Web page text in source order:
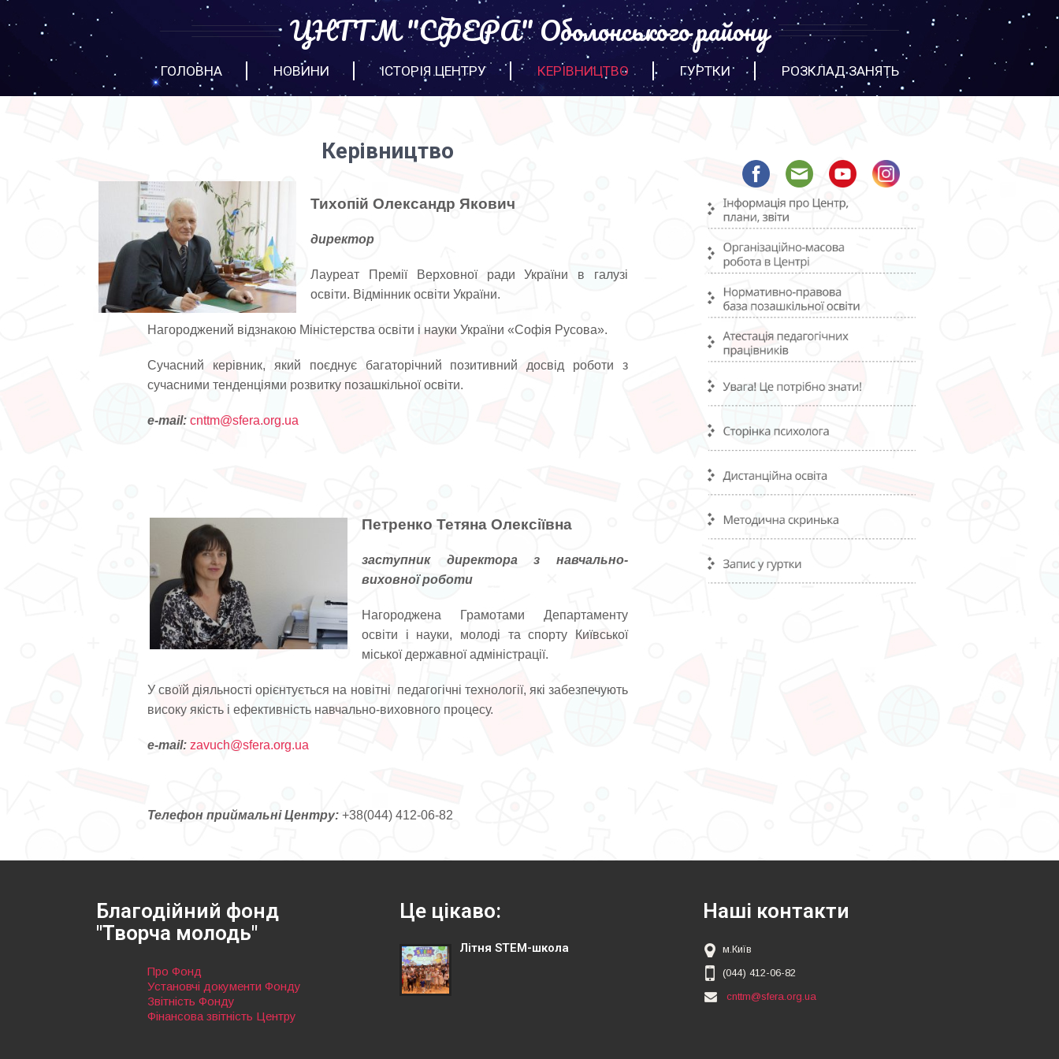
ЦНТТМ "СФЕРА" Оболонського району
ГОЛОВНА НОВИНИ ІСТОРІЯ ЦЕНТРУ КЕРІВНИЦТВО ГУРТКИ РОЗКЛАД ЗАНЯТЬ
Керівництво
Тихопій Олександр Якович
директор
Лауреат Премії Верховної ради України в галузі
освіти. Відмінник освіти України.
Нагороджений відзнакою Міністерства освіти і науки України «Софія Русова».
Сучасний керівник, який поєднує багаторічний позитивний досвід роботи з
сучасними тенденціями розвитку позашкільної освіти.
е-mail: cnttm@sfera.org.ua
Петренко Тетяна Олексіївна
заступник директора з навчально-
виховної роботи
Нагороджена Грамотами Департаменту
освіти і науки, молоді та спорту Київської
міської державної адміністрації.
У своїй діяльності орієнтується на новітні педагогічні технології, які забезпечують
високу якість і ефективність навчально-виховного процесу.
е-mail: zavuch@sfera.org.ua
Телефон приймальні Центру: +38(044) 412-06-82
Благодійний фонд
"Творча молодь"
Про Фонд
Установчі документи Фонду
Звітність Фонду
Фінансова звітність Центру
Це цікаво:
Літня STEM-школа
Наші контакти
м.Київ
(044) 412-06-82
cnttm@sfera.org.ua